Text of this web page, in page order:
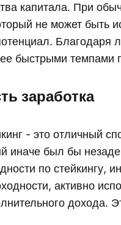
капитала. При
не может быть
Благодаря
быстрыми темпами
заработка
- это отличный
иначе был бы
по стейкингу,
активно
дохода.